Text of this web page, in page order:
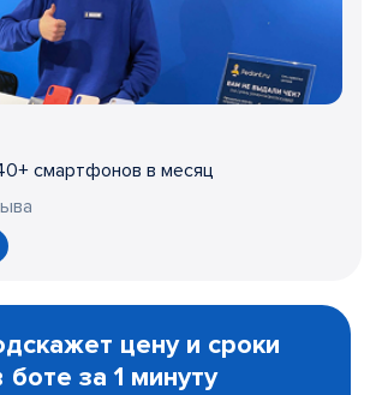
смартфонов в месяц
цену и сроки
за 1 минуту